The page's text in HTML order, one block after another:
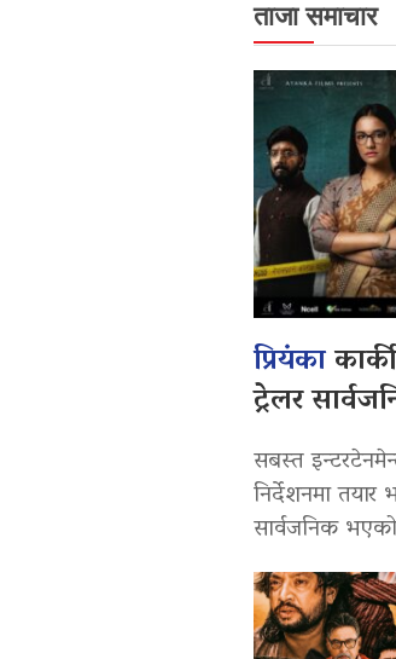
ताजा समाचार
प्रियंका
ट्रेलर
सबस्त
निर्देशनमा तयार
सार्वजनिक